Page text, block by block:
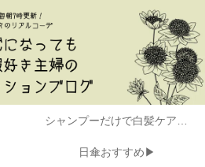
シャンプーだけで白髪ケア▶
日傘おすすめ▶